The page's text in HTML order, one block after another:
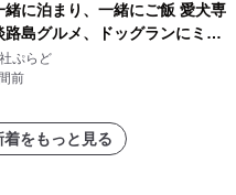
緒に泊まり、一緒にご飯 愛犬専
路島グルメ、ドッグランにミニ
グランピングとトレーラーハウ
設で
ぷらど
前
をもっと見る